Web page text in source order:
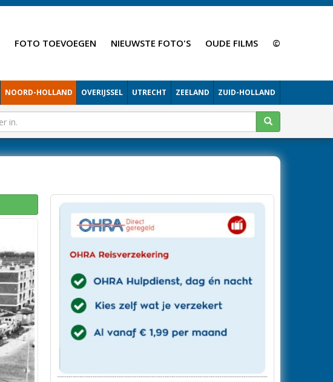
FOTO TOEVOEGEN NIEUWSTE FOTO'S OUDE FILMS ©
NOORD-HOLLAND OVERIJSSEL UTRECHT ZEELAND ZUID-HOLLAND